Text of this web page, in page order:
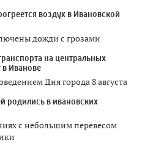
воздух в Ивановской
дожди с грозами
на центральных
в Иванове
Дня города 8 августа
родились в ивановских
с небольшим перевесом